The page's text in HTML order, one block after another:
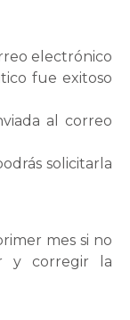
electrónico
fue exitoso
al correo
solicitarla
mes si no
y corregir la